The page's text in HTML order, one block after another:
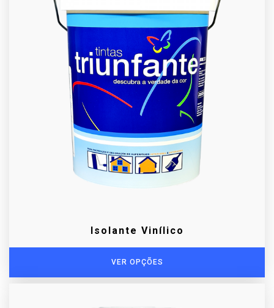
Isolante Vinílico
VER OPÇÕES